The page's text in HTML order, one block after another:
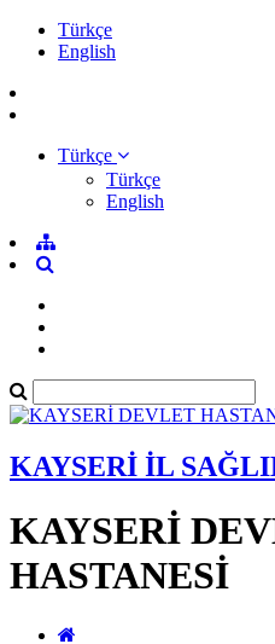
Türkçe
English
Türkçe
Türkçe
English
KAYSERİ İL
KAYSERİ
HASTANESİ